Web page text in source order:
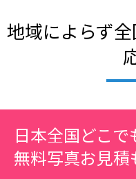
地域によらず
日本全国どこ
無料写真お見積